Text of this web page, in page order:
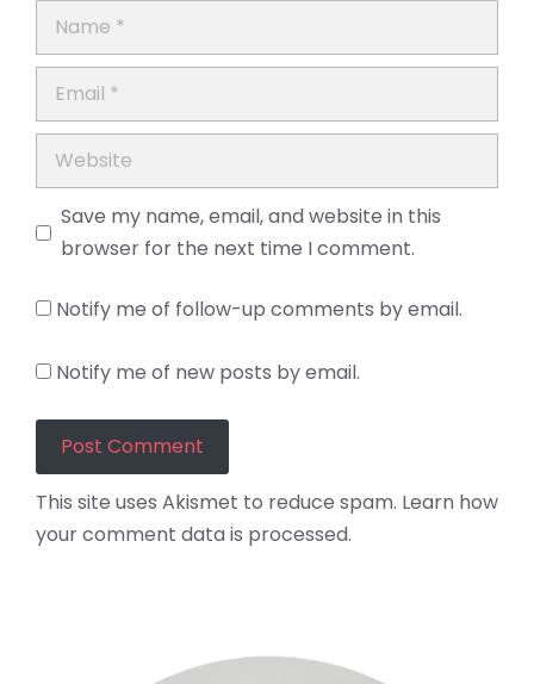
Name
Email
Website
Save my name, email, and website in this
browser for the next time I comment.
Notify me of follow-up comments by email.
Notify me of new posts by email.
This site uses Akismet to reduce spam. Learn how
your comment data is processed.